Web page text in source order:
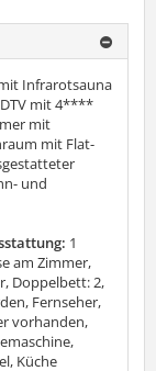
Infrarotsauna
mit 4****
mit
mit Flat-
und
1
am Zimmer,
Doppelbett: 2,
Fernseher,
vorhanden,
Küche